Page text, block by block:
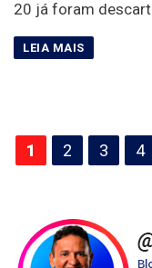
20 já foram
Paginação
de
1 2 3 4